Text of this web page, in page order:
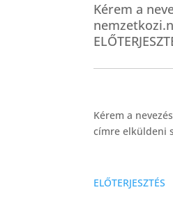
Kérem a
Kérem a
címre elküldeni
ELŐTERJESZTÉS